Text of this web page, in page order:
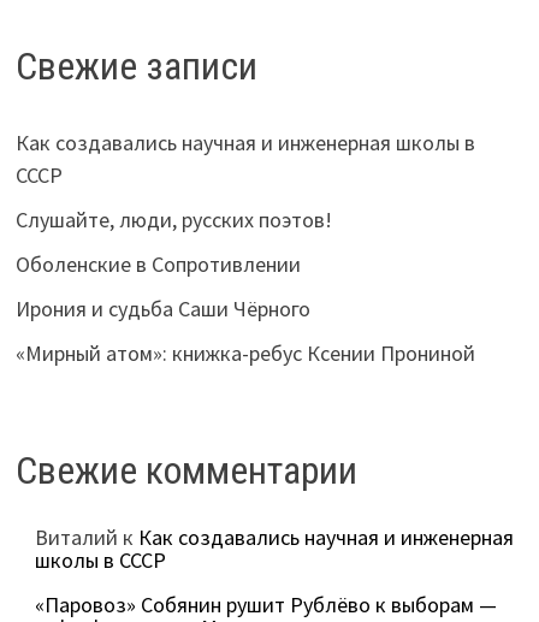
Свежие записи
Как создавались научная и инженерная школы в
СССР
Слушайте, люди, русских поэтов!
Оболенские в Сопротивлении
Ирония и судьба Саши Чёрного
«Мирный атом»: книжка-ребус Ксении Прониной
Свежие комментарии
Виталий к Как создавались научная и инженерная
школы в СССР
«Паровоз» Собянин рушит Рублёво к выборам —